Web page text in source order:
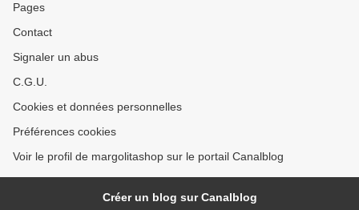
Pages
Contact
Signaler un abus
C.G.U.
Cookies et données personnelles
Préférences cookies
Voir le profil de margolitashop sur le portail Canalblog
Créer un blog sur Canalblog